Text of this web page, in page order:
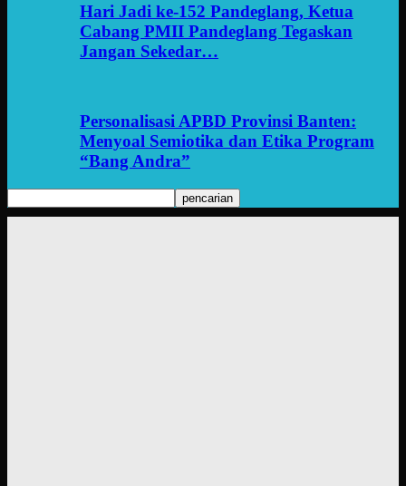
Hari Jadi ke-152 Pandeglang, Ketua
Cabang PMII Pandeglang Tegaskan
Jangan Sekedar…
Personalisasi APBD Provinsi Banten:
Menyoal Semiotika dan Etika Program
“Bang Andra”